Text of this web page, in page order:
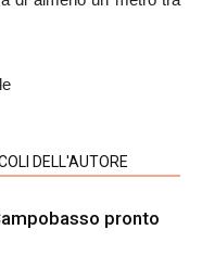
DELL'AUTORE
pronto